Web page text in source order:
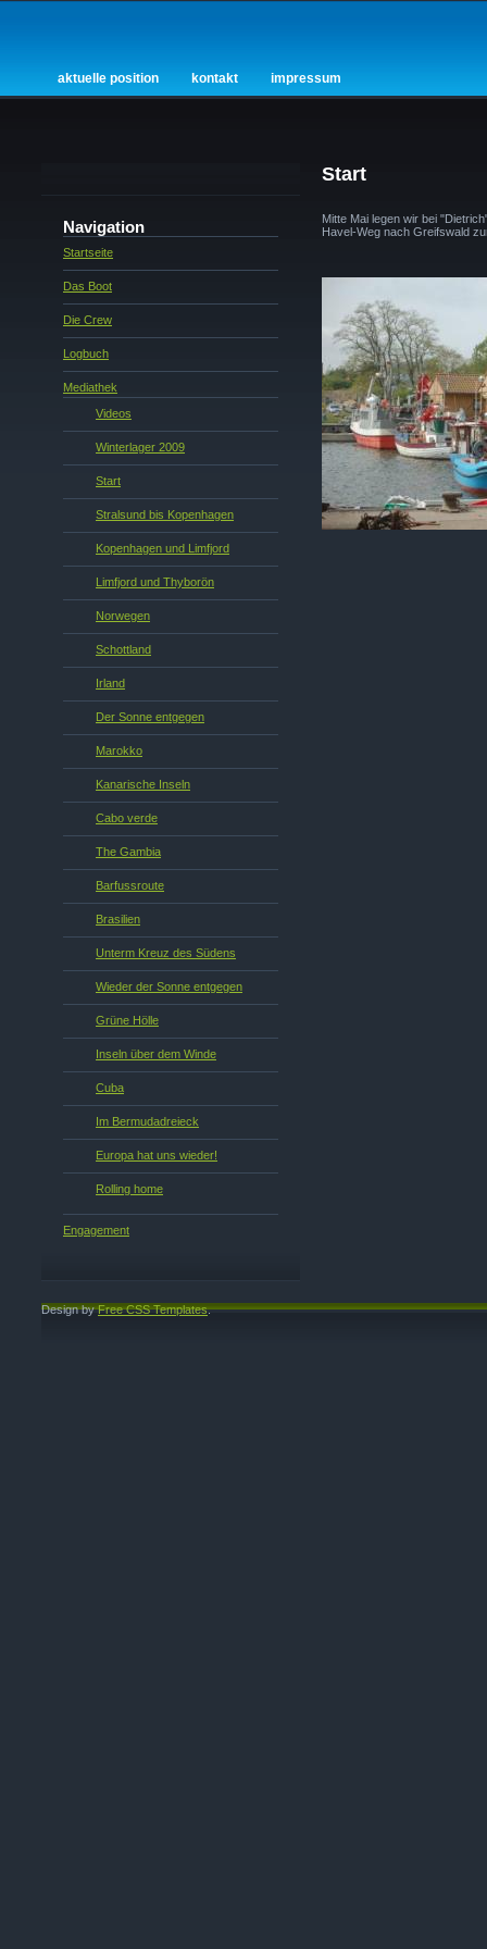
aktuelle position kontakt impressum
Navigation
Startseite
Das Boot
Die Crew
Logbuch
Mediathek
Videos
Winterlager 2009
Start
Stralsund bis Kopenhagen
Kopenhagen und Limfjord
Limfjord und Thyborön
Norwegen
Schottland
Irland
Der Sonne entgegen
Marokko
Kanarische Inseln
Cabo verde
The Gambia
Barfussroute
Brasilien
Unterm Kreuz des Südens
Wieder der Sonne entgegen
Grüne Hölle
Inseln über dem Winde
Cuba
Im Bermudadreieck
Europa hat uns wieder!
Rolling home
Engagement
Start
Mitte Mai legen wir bei
Havel-Weg nach Greifswald
Design byFree CSS Templates.